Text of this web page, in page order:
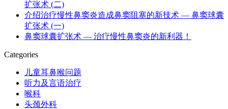
扩张术 (二)
介绍治疗慢性鼻窦炎造成鼻窦阻塞的新技术 — 鼻窦球囊
扩张术 (一)
鼻窦球囊扩张术 — 治疗慢性鼻窦炎的新利器！
Categories
儿童耳鼻喉问题
听力及言语治疗
喉科
头颈外科